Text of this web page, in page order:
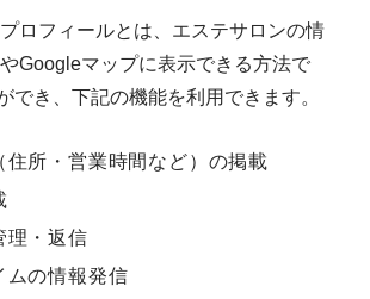
ロフィールとは、エステサロンの情
Googleマップに表示できる方法で
でき、下記の機能を利用できます。
住所・営業時間など）の掲載
理・返信
ムの情報発信